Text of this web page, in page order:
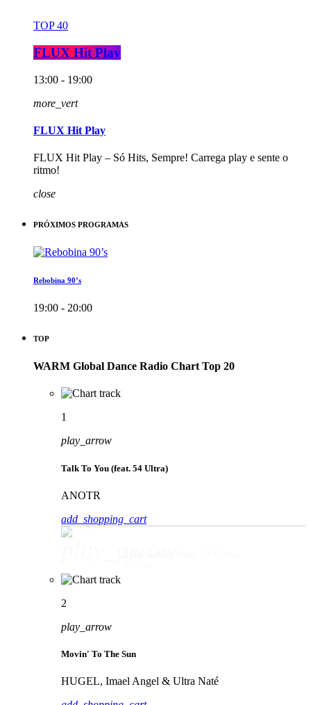
TOP 40
FLUX Hit Play
13:00 - 19:00
more_vert
FLUX Hit Play
FLUX Hit Play – Só Hits, Sempre! Carrega play e sente o
ritmo!
close
PRÓXIMOS PROGRAMAS
Rebobina 90’s
19:00 - 20:00
TOP
WARM Global Dance Radio Chart Top 20
1
play_arrow
Talk To You (feat. 54 Ultra)
ANOTR
add_shopping_cart
2
play_arrow
Movin' To The Sun
HUGEL, Imael Angel & Ultra Naté